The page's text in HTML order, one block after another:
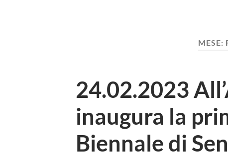
MESE:
24.02.2023
inaugura la
Biennale di